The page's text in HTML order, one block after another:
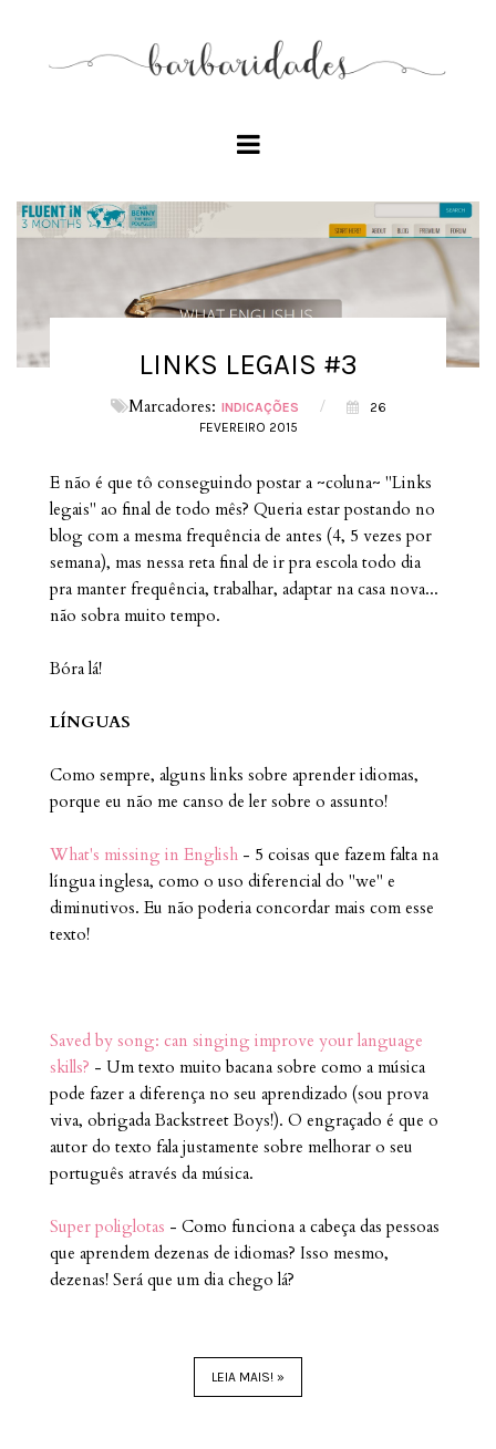
LINKS LEGAIS #3
Marcadores: INDICAÇÕES /
26
FEVEREIRO 2015
E não é que tô conseguindo postar a ~coluna~ "Links
legais" ao final de todo mês? Queria estar postando no
blog com a mesma frequência de antes (4, 5 vezes por
semana), mas nessa reta final de ir pra escola todo dia
pra manter frequência, trabalhar, adaptar na casa nova...
não sobra muito tempo.
Bóra lá!
LÍNGUAS
Como sempre, alguns links sobre aprender idiomas,
porque eu não me canso de ler sobre o assunto!
What's missing in English - 5 coisas que fazem falta na
língua inglesa, como o uso diferencial do "we" e
diminutivos. Eu não poderia concordar mais com esse
texto!
Saved by song: can singing improve your language
skills? - Um texto muito bacana sobre como a música
pode fazer a diferença no seu aprendizado (sou prova
viva, obrigada Backstreet Boys!). O engraçado é que o
autor do texto fala justamente sobre melhorar o seu
português através da música.
Super poliglotas - Como funciona a cabeça das pessoas
que aprendem dezenas de idiomas? Isso mesmo,
dezenas! Será que um dia chego lá?
LEIA MAIS! »